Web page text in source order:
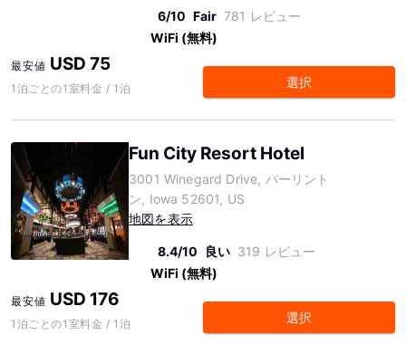
6/10 Fair 781 レビュー
WiFi (無料)
最安値 USD 75
1泊ごとの1室料金 / 1泊 選択
Fun City Resort Hotel
3001 Winegard Drive, バーリント
ン, Iowa 52601, US
地図を表示
8.4/10 良い 319 レビュー
WiFi (無料)
最安値 USD 176
1泊ごとの1室料金 / 1泊 選択